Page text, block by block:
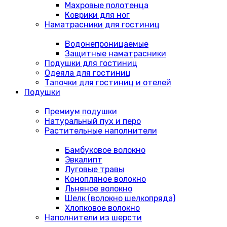
Махровые полотенца
Коврики для ног
Наматрасники для гостиниц
Водонепроницаемые
Защитные наматрасники
Подушки для гостиниц
Одеяла для гостиниц
Тапочки для гостиниц и отелей
Подушки
Премиум подушки
Натуральный пух и перо
Растительные наполнители
Бамбуковое волокно
Эвкалипт
Луговые травы
Конопляное волокно
Льняное волокно
Шелк (волокно шелкопряда)
Хлопковое волокно
Наполнители из шерсти